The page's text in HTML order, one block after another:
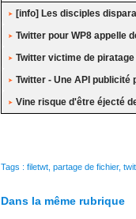
[info] Les disciples
Twitter pour WP8 appelle
Twitter victime de piratage
Twitter - Une API publicité
Vine risque d'être éjecté
Tags : filetwt partage de fichier,
Dans la même rubrique